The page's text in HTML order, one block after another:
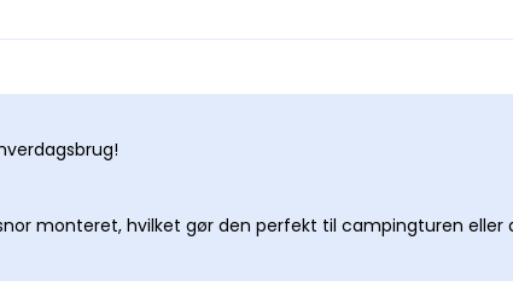
monteret, hvilket gør den perfekt til campingturen eller